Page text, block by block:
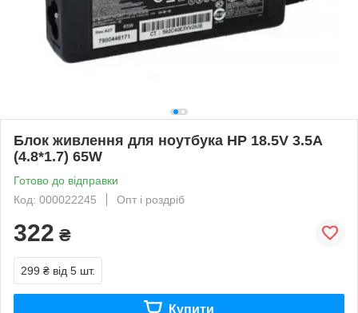
Блок живлення для ноутбука HP 18.5V 3.5A
(4.8*1.7) 65W
Готово до відправки
Код: 000022245
Опт і роздріб
322 ₴
299 ₴ від 5 шт.
Купити